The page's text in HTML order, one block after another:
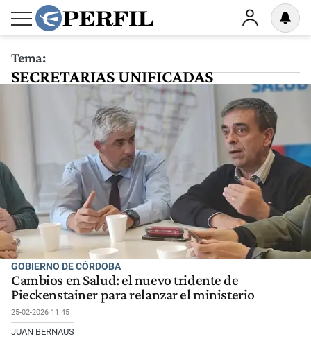
Tema:
SECRETARIAS UNIFICADAS
GOBIERNO DE CÓRDOBA
Cambios en Salud: el nuevo tridente de
Pieckenstainer para relanzar el ministerio
25-02-2026 11:45
JUAN BERNAUS